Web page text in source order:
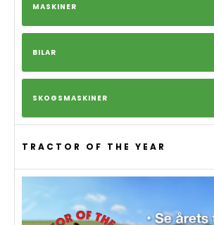
MASKINER
BILAR
SKOGSMASKINER
TRACTOR OF THE YEAR